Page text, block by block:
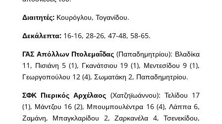
Διαιτητές:Κουρόγλου, Τογανίδου.
Δεκάλεπτα:16-16, 28-26, 47-48, 58-65.
ΓΑΣ Απόλλων Πτολεμαΐδας (Παπαδημητρίου): Βλαδίκα
11, Πισιάνη 5 (1), Γκανάτσιου 19 (1), Μεντεσίδου 9 (1),
Γεωργοπούλου 12 (4), Σωματάκη 2, Παπαδημητρίου.
ΣΦΚ Πιερικός Αρχέλαος (Χατζηϊωάννου): Τελίδου 17
(1), Μάντζου 16 (2), Μπουμπουλέντρα 16 (4), Λάππα 6,
Ζαμάνη, Μπαγκλαρίδου 2, Ζαρκανέλα 4, Τσενεκίδου,